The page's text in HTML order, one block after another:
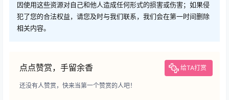
因使用这些资源对自己和他人造成任何形式的损害或伤害；如果侵
犯了您的合法权益，请您及时与我们联系，我们会在第一时间删除
相关内容。
点点赞赏，手留余香 给TA打赏
还没有人赞赏，快来当第一个赞赏的人吧！